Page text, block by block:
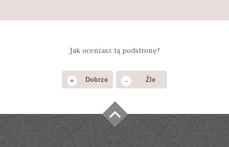
Jak oceniasz tą podstronę?
+ Dobrze - Źle